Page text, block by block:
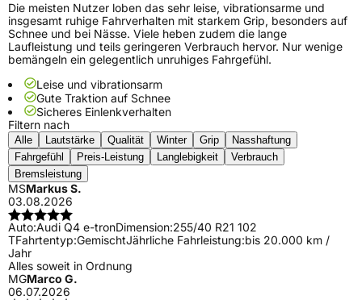
Die meisten Nutzer loben das sehr leise, vibrationsarme und
insgesamt ruhige Fahrverhalten mit starkem Grip, besonders auf
Schnee und bei Nässe. Viele heben zudem die lange
Laufleistung und teils geringeren Verbrauch hervor. Nur wenige
bemängeln ein gelegentlich unruhiges Fahrgefühl.
Leise und vibrationsarm
Gute Traktion auf Schnee
Sicheres Einlenkverhalten
Filtern nach
Alle Lautstärke Qualität Winter Grip
Nasshaftung
Fahrgefühl
Preis-Leistung Langlebigkeit
Verbrauch
Bremsleistung
MSMarkus S.
03.08.2026
Auto:Audi Q4 e-tronDimension:255/40 R21 102
TFahrtentyp:GemischtJährliche Fahrleistung:bis 20.000 km /
Jahr
Alles soweit in Ordnung
MGMarco G.
06.07.2026